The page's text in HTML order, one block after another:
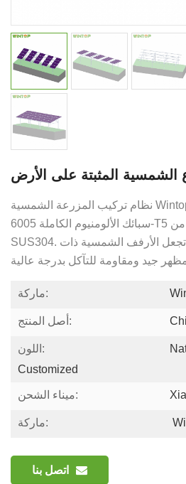
الشمسية المثبتة على الأرض
نظام تركيب المزرعة الشمسية Wintop ، الهيكل مصنوع من
سبائك الألومنيوم الكاملة 6005-T5 والموصل مصنوع من
SUS304. الأرفف الشمسية ذات
ماركة:
أصل المنتج:
اللون:
Customized
ميناء الشحن:
ماركة:
اتصل بنا